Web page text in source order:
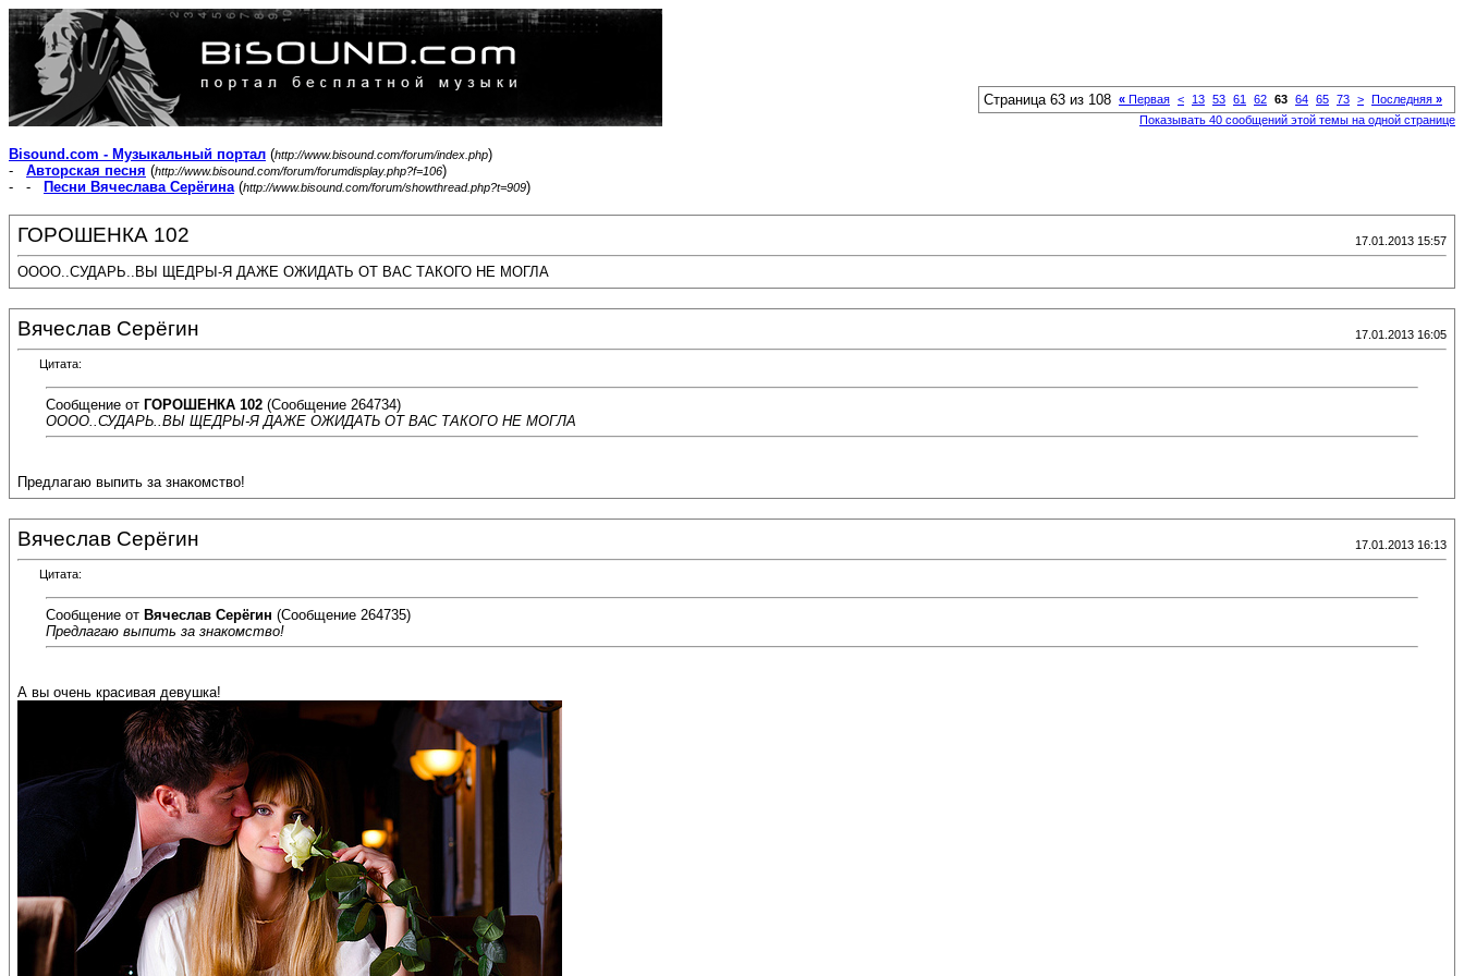
Страница 63 из 108 « Первая < 13 53 61 62 63 64 65 73 > Последняя »
Показывать 40 сообщений этой темы на одной странице
Bisound.com - Музыкальный портал (http://www.bisound.com/forum/index.php)
- Авторская песня (http://www.bisound.com/forum/forumdisplay.php?f=106)
- -
Песни Вячеслава Серёгина(http://www.bisound.com/forum/showthread.php?t=909)
ГОРОШЕНКА 102 17.01.2013 15:57
ОООО..СУДАРЬ..ВЫ ЩЕДРЫ-Я ДАЖЕ ОЖИДАТЬ ОТ ВАС ТАКОГО НЕ МОГЛА
Вячеслав Серёгин 17.01.2013 16:05
Цитата:
Сообщение от ГОРОШЕНКА 102 (Сообщение 264734)
ОООО..СУДАРЬ..ВЫ ЩЕДРЫ-Я ДАЖЕ ОЖИДАТЬ ОТ ВАС ТАКОГО НЕ МОГЛА
Предлагаю выпить за знакомство!
Вячеслав Серёгин 17.01.2013 16:13
Цитата:
Сообщение от Вячеслав Серёгин (Сообщение 264735)
Предлагаю выпить за знакомство!
А вы очень красивая девушка!